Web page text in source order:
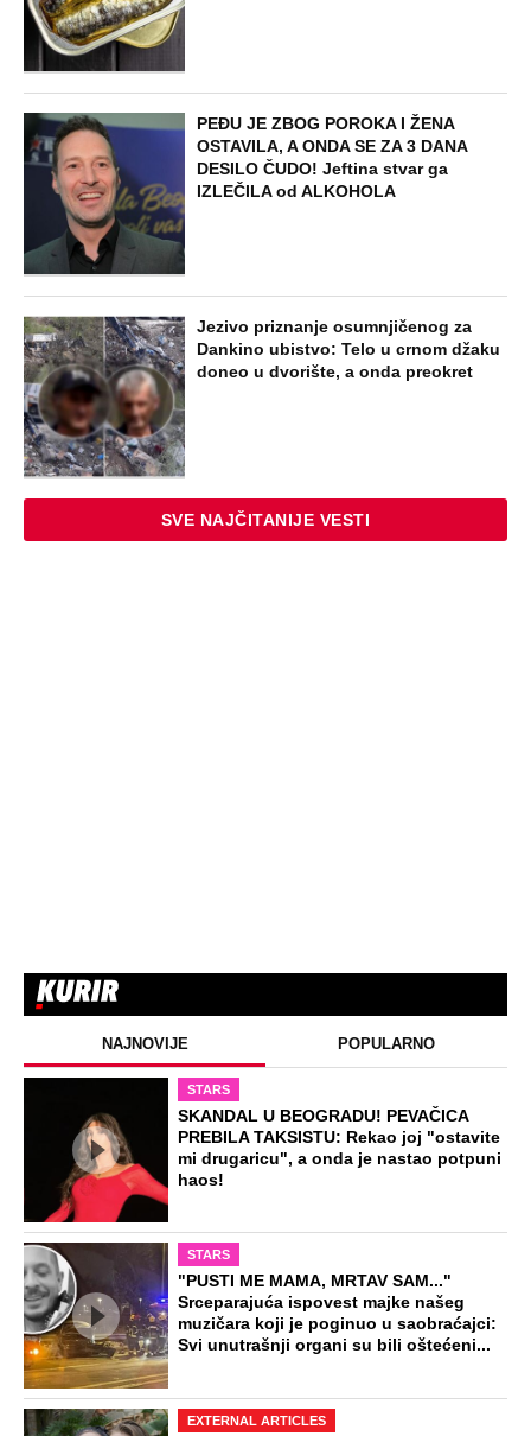
PEĐU JE ZBOG POROKA I ŽENA
OSTAVILA, A ONDA SE ZA 3 DANA
DESILO ČUDO! Jeftina stvar ga
IZLEČILA od ALKOHOLA
Jezivo priznanje osumnjičenog za
Dankino ubistvo: Telo u crnom džaku
doneo u dvorište, a onda preokret
SVE NAJČITANIJE VESTI
NAJNOVIJE POPULARNO
STARS
SKANDAL U BEOGRADU! PEVAČICA
PREBILA TAKSISTU: Rekao joj "ostavite
mi drugaricu", a onda je nastao potpuni
haos!
STARS
"PUSTI ME MAMA, MRTAV SAM..."
Srceparajuća ispovest majke našeg
muzičara koji je poginuo u saobraćajci:
Svi unutrašnji organi su bili oštećeni...
EXTERNAL ARTICLES